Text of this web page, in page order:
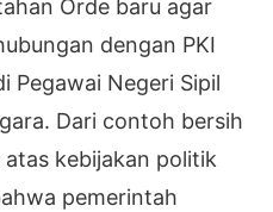
Orde baru agar
dengan PKI
Pegawai Negeri Sipil
Dari contoh bersih
kebijakan politik
pemerintah